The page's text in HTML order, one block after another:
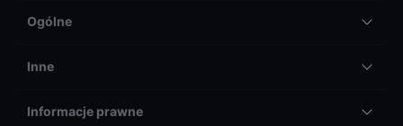
Ogólne
Inne
Informacje prawne